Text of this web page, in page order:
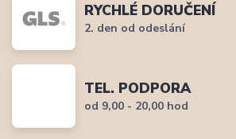
RYCHLÉ DORUČENÍ
2. den od odeslání
TEL. PODPORA
od 9,00 - 20,00 hod